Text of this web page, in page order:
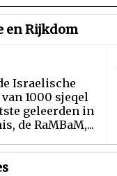
en Rijkdom
Israelische
1000 sjeqel
geleerden in
de RaMBaM,...